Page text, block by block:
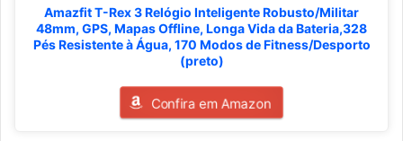
Amazfit T-Rex 3 Relógio Inteligente Robusto/Militar
48mm, GPS, Mapas Offline, Longa Vida da Bateria,328
Pés Resistente à Água, 170 Modos de Fitness/Desporto
(preto)
Confira em Amazon